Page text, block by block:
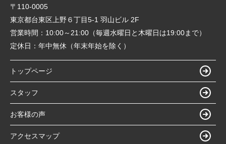
〒110-0005
東京都台東区上野６丁目5-1 羽山ビル 2F
営業時間： 10:00～21:00（毎週水曜日と木曜日は19:00まで）
定休日： 年中無休（年末年始を除く）
トップページ
スタッフ
お客様の声
アクセスマップ